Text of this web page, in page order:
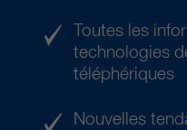
Toutes les
technologies
téléphériques
Nouvelles